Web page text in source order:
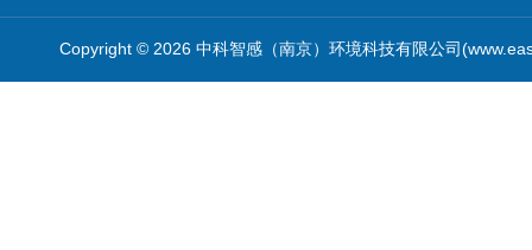
Copyright © 2026 中科智感（南京）环境科技有限公司